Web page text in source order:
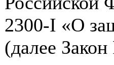
2300-I «О
(далее